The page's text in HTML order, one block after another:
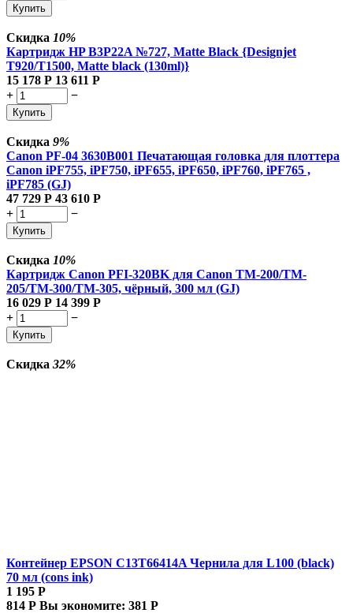
Купить
Скидка 10%
Картридж HP B3P22A №727, Matte Black {Designjet
T920/T1500, Matte black (130ml)}
15 178 Р 13 611 Р
+
−
Купить
Скидка 9%
Canon PF-04 3630B001 Печатающая головка для плоттера
Canon iPF755, iPF750, iPF655, iPF650, iPF760, iPF765 ,
iPF785 (GJ)
47 729 Р 43 610 Р
+
−
Купить
Скидка 10%
Картридж Canon PFI-320BK для Canon TM-200/TM-
205/TM-300/TM-305, чёрный, 300 мл (GJ)
16 029 Р 14 399 Р
+
−
Купить
Скидка 32%
Контейнер EPSON C13T66414A Чернила для L100 (black)
70 мл (cons ink)
1 195 Р
814 Р Вы экономите: 381 Р